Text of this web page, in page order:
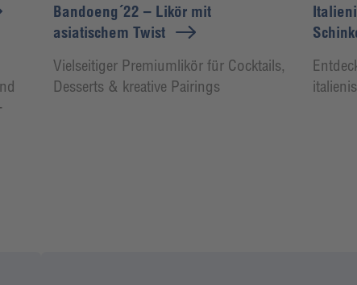
Bandoeng´22 – Likör mit
asiatischem Twist
Vielseitiger Premiumlikör für Cocktails,
Desserts & kreative Pairings